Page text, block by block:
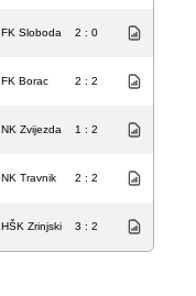
FK Sloboda 2 : 0
FK Borac 2 : 2
NK Zvijezda 1 : 2
NK Travnik 2 : 2
HŠK Zrinjski 3 : 2